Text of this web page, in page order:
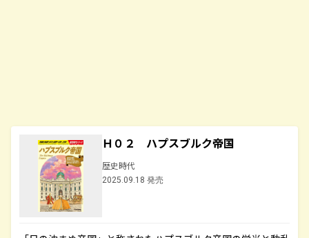
Ｈ０２ ハプスブルク帝国
歴史時代
2025.09.18 発売